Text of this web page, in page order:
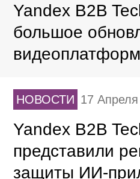
Yandex B2B
большое
НОВОСТИ 17
Yandex B2B
представили
защиты ИИ-